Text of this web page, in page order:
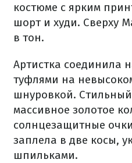
костюме с ярким
шорт и худи. Сверху
в тон.
Артистка соединила
туфлями на
шнуровкой.
массивное золотое
солнцезащитные
заплела в две косы,
шпильками.